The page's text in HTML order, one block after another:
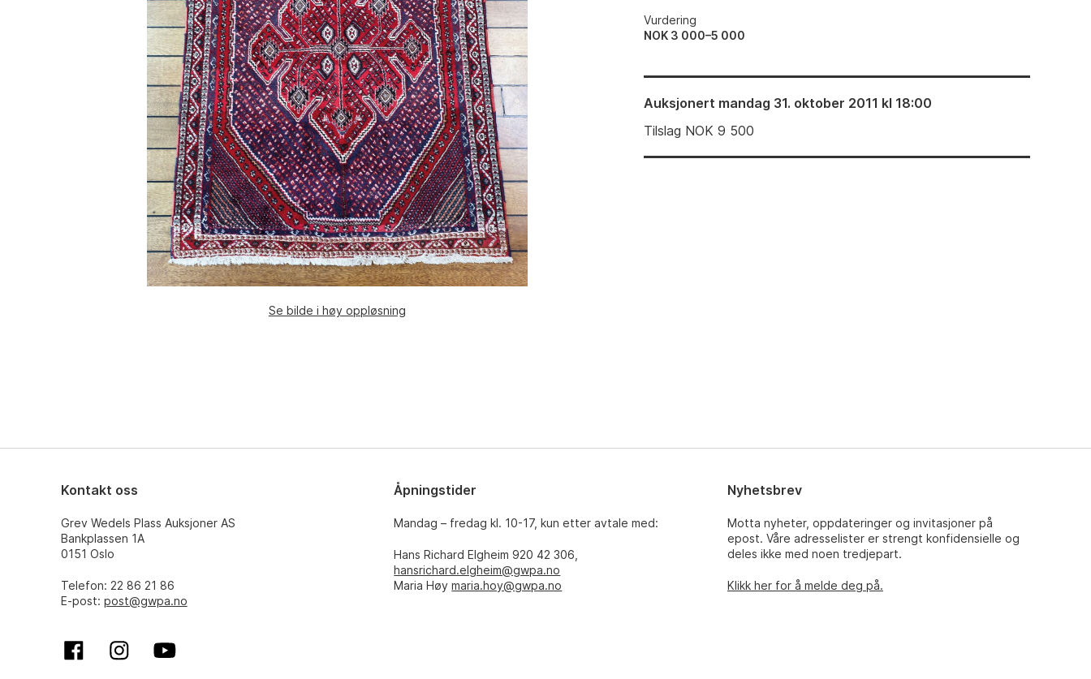
Se bilde i høy oppløsning
Vurdering
NOK 3 000–5 000
Auksjonert mandag 31. oktober 2011 kl 18:00
Tilslag NOK9 500
Kontakt oss
Grev Wedels Plass Auksjoner AS
Bankplassen 1A
0151 Oslo
Telefon: 22 86 21 86
E-post: post@gwpa.no
Åpningstider
Mandag – fredag kl. 10-17, kun etter avtale med:
Hans Richard Elgheim 920 42 306,
hansrichard.elgheim@gwpa.no
Maria Høymaria.hoy@gwpa.no
Nyhetsbrev
Motta nyheter, oppdateringer og invitasjoner på
epost. Våre adresselister er strengt konfidensielle og
deles ikke med noen tredjepart.
Klikk her for å melde deg på.